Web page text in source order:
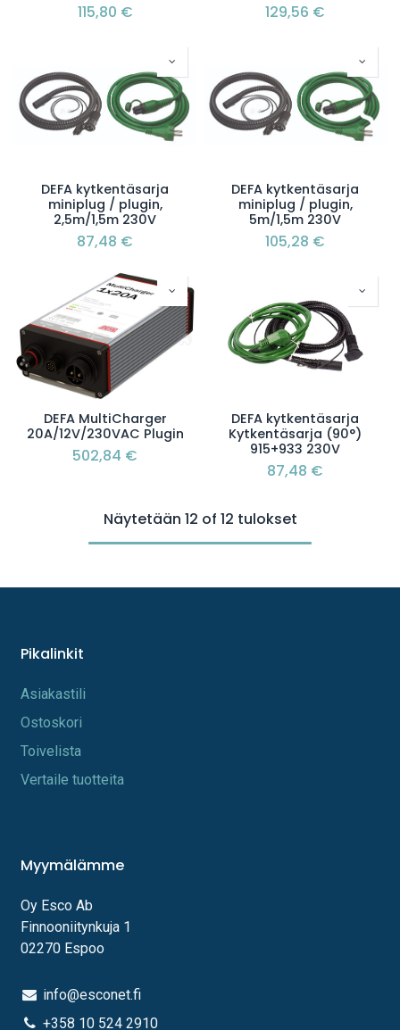
115,80 € 129,56 €
DEFA kytkentäsarja
miniplug / plugin,
2,5m/1,5m 230V
87,48 €
DEFA kytkentäsarja
miniplug / plugin,
5m/1,5m 230V
105,28 €
DEFA MultiCharger
20A/12V/230VAC Plugin
502,84 €
DEFA kytkentäsarja
Kytkentäsarja (90°)
915+933 230V
87,48 €
Näytetään 12 of 12 tulokset
Pikalinkit
A​s​iakastili
Os​toskori
Toi​velista
Vertaile tuotteita
Myymälämme
Oy Esco Ab
Finnooniitynkuja 1
02270 Espoo
info@esconet.fi
+358 10 524 2910